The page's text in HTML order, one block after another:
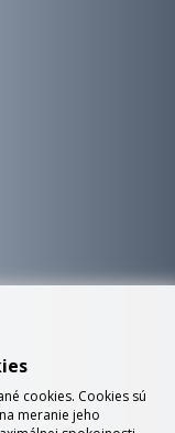
cookies. Cookies sú
meranie jeho